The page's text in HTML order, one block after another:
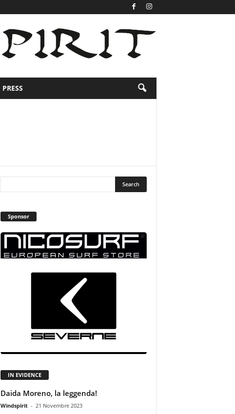
PRESS
Sponsor
IN EVIDENCE
Daida Moreno, la leggenda!
Windspirit - 21 Novembre 2023